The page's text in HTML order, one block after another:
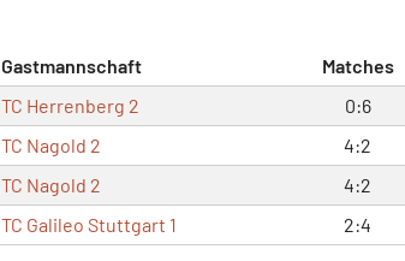
Gastmannschaft Matches
TC Herrenberg 2 0:6
TC Nagold 2 4:2
TC Nagold 2 4:2
TC Galileo Stuttgart 1 2:4